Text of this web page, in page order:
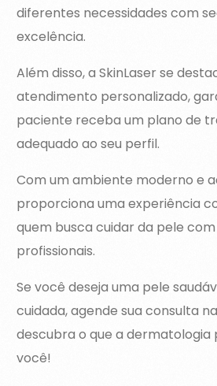
diferentes necessidades com
excelência.
Além disso, a SkinLaser se
atendimento personalizado,
paciente receba um plano de
adequado ao seu perfil.
Com um ambiente moderno e
proporciona uma experiência
quem busca cuidar da pele
profissionais.
Se você deseja uma pele
cuidada, agende sua consulta
descubra o que a dermatologia
você!